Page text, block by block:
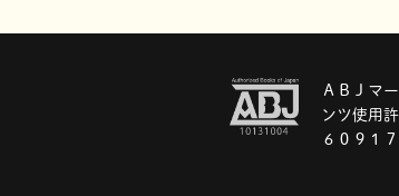
ＡＢＪマ
ンツ使用
６０９１